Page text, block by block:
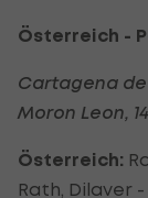
Österreich -
Cartagena
Moron Leon,
Österreich:
Rath, Dilaver